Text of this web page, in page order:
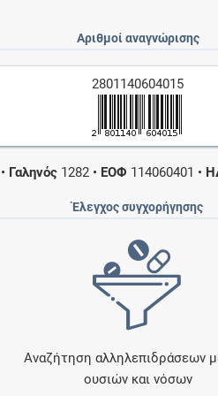
Αριθμοί αναγνώρισης
2801140604015
• Γαληνός 1282 • ΕΟΦ 114060401 •
Έλεγχος συγχορήγησης
Αναζήτηση αλληλεπιδράσεων
ουσιών και νόσων